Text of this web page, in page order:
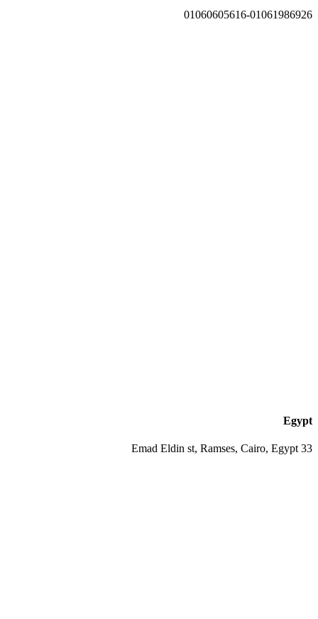
01060605616-01061986926
Egypt
33 Emad Eldin st, Ramses, Cairo, Egypt